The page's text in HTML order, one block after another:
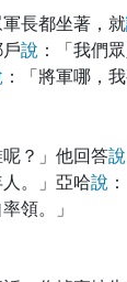
長都坐著，就
說 ：「我們
：「將軍哪，
呢？」他回答說
。」亞哈說
領。」